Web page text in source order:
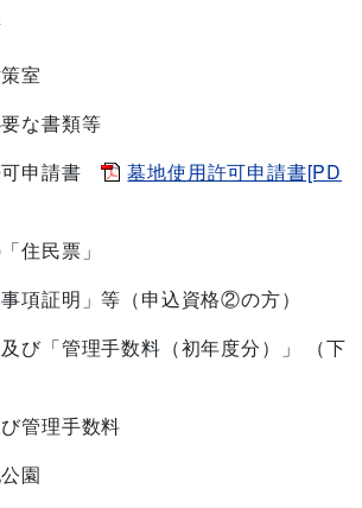
室
な書類等
申請書
墓地使用許可申請書[PD
民票」
証明」等（申込資格②の方）
「管理手数料（初年度分）」 （下
管理手数料
園